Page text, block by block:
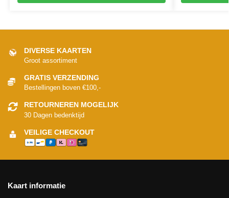
DIVERSE KAARTEN
Groot assortiment
GRATIS VERZENDING
Bestellingen boven €100,-
RETOURNEREN MOGELIJK
30 Dagen bedenktijd
VEILIGE CHECKOUT
Kaart informatie